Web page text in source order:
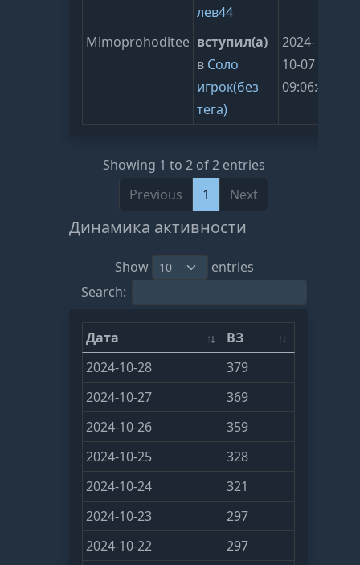
лев44
Mimoprohoditee вступил(а)
в Соло
игрок(без
тега)
2024-
10-07
09:06:45
Showing 1 to 2 of 2 entries
Previous
1 Next
Динамика активности
Show
entries
Search:
Дата
ВЗ
2024-10-28
379
2024-10-27
369
2024-10-26
359
2024-10-25
328
2024-10-24
321
2024-10-23
297
2024-10-22
297